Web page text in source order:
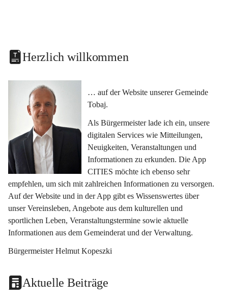
Herzlich willkommen
… auf der Website unserer Gemeinde
Tobaj.
Als Bürgermeister lade ich ein, unsere
digitalen Services wie Mitteilungen,
Neuigkeiten, Veranstaltungen und
Informationen zu erkunden. Die App
CITIES möchte ich ebenso sehr
empfehlen, um sich mit zahlreichen Informationen zu versorgen.
Auf der Website und in der App gibt es Wissenswertes über
unser Vereinsleben, Angebote aus dem kulturellen und
sportlichen Leben, Veranstaltungstermine sowie aktuelle
Informationen aus dem Gemeinderat und der Verwaltung.
Bürgermeister Helmut Kopeszki
Aktuelle Beiträge